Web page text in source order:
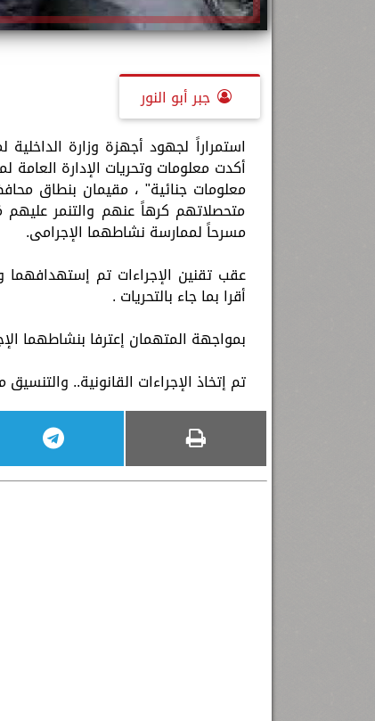
جبر أبو النور
استمراراً لجهود أجهزة وزارة
أكدت معلومات وتحريات الإدارة
معلومات جنائية" ، مقيمان بنطاق
متحصلاتهم كرهاً عنهم والتنمر
مسرحاً لممارسة نشاطهما الإجرامى.
أقرا بما جاء بالتحريات .
بمواجهة المتهمان إعترفا بنشاطهما
تم إتخاذ الإجراءات القانونية..